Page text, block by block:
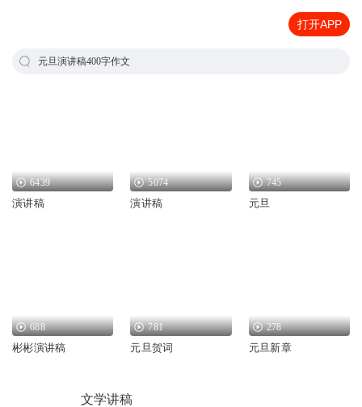
打开APP
元旦演讲稿400字作文
6439
演讲稿
5074
演讲稿
745
元旦
688
彬彬演讲稿
781
元旦贺词
278
元旦新章
文学讲稿